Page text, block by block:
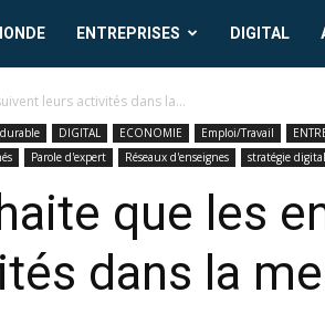
ENTREPRISES DIGITAL
leurs activités dans la...
DIGITAL ECONOMIE Emploi/Travail
Parole d'expert Réseaux d'enseignes stratégie
que les
dans la